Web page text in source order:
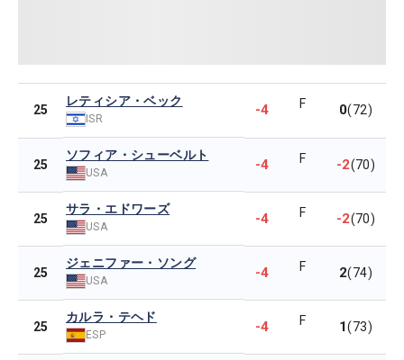
25
レティシア・ベック
ISR
-4 F 0(72)
25
ソフィア・シューベルト
USA -4 F -2(70)
25
サラ・エドワーズ
USA -4 F -2(70)
25
ジェニファー・ソング
USA -4 F 2(74)
25
カルラ・テヘド
ESP -4 F 1(73)